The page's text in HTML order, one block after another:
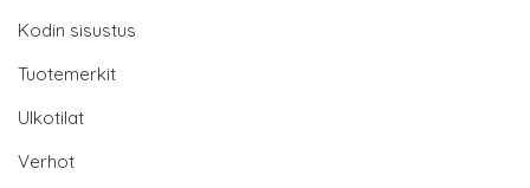
Kodin sisustus
Tuotemerkit
Ulkotilat
Verhot